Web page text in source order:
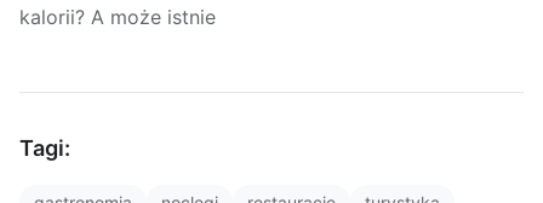
kalorii? A może istnie
Tagi: